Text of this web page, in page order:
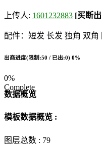
上传人: 1601232883 [买断
配件：短发 长发 独角 双
出商进度(限制:50 / 已出:0) 0%
0%
Complete
数据概览
模板数据概览 :
图层总数 : 79